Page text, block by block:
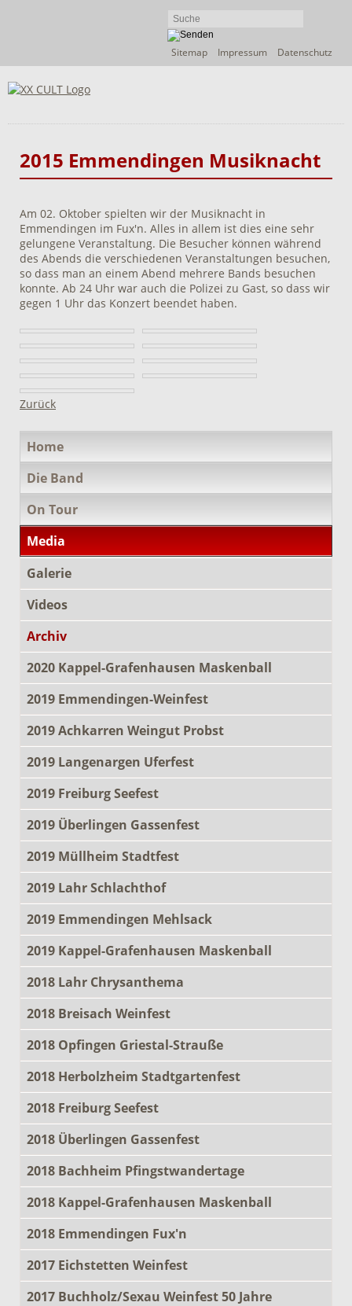
Navigation
Sitemap Impressum Datenschutz
2015 Emmendingen Musiknacht
Am 02. Oktober spielten wir der Musiknacht in
Emmendingen im Fux'n. Alles in allem ist dies eine sehr
gelungene Veranstaltung. Die Besucher können während
des Abends die verschiedenen Veranstaltungen besuchen,
so dass man an einem Abend mehrere Bands besuchen
konnte. Ab 24 Uhr war auch die Polizei zu Gast, so dass wir
gegen 1 Uhr das Konzert beendet haben.
Zurück
überspringen
Home
Die Band
On Tour
Media
Galerie
Videos
Archiv
2020 Kappel-Grafenhausen Maskenball
2019 Emmendingen-Weinfest
2019 Achkarren Weingut Probst
2019 Langenargen Uferfest
2019 Freiburg Seefest
2019 Überlingen Gassenfest
2019 Müllheim Stadtfest
2019 Lahr Schlachthof
2019 Emmendingen Mehlsack
2019 Kappel-Grafenhausen Maskenball
2018 Lahr Chrysanthema
2018 Breisach Weinfest
2018 Opfingen Griestal-Strauße
2018 Herbolzheim Stadtgartenfest
2018 Freiburg Seefest
2018 Überlingen Gassenfest
2018 Bachheim Pfingstwandertage
2018 Kappel-Grafenhausen Maskenball
2018 Emmendingen Fux'n
2017 Eichstetten Weinfest
2017 Buchholz/Sexau Weinfest 50 Jahre